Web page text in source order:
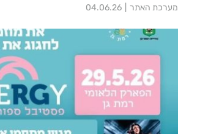
המענה הנחרץ שלו הפך לוויראלי, והלקוחות
מערכת האתר 04.06.26